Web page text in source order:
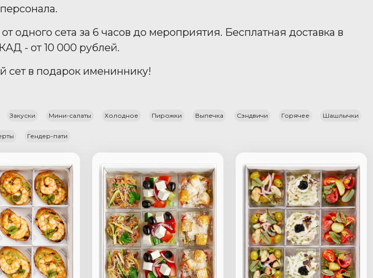
персонала.
одного сета за 6 часов до мероприятия. Бесплатная доставка в
- от 10 000 рублей.
сет в подарок имениннику!
Закуски Мини-салаты Холодное Пирожки Выпечка Сэндвичи Горячее Шашлычки
Гендер-пати